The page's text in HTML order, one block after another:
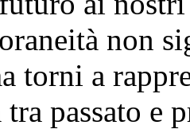
non
torni a
tra passato e